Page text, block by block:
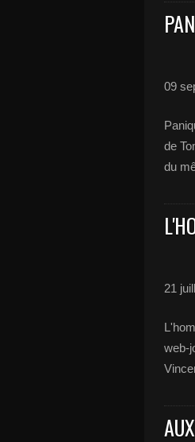
09
de
du
21
web-